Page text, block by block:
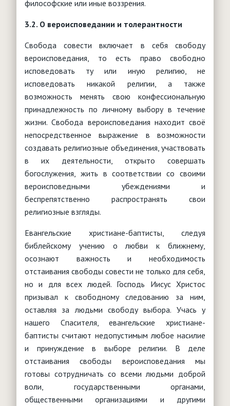
философские или иные воззрения.
3.2. О вероисповедании и толерантности
Свобода совести включает в себя свободу
вероисповедания, то есть право свободно
исповедовать ту или иную религию, не
исповедовать никакой религии, а также
возможность менять свою конфессиональную
принадлежность по личному выбору в течение
жизни. Свобода вероисповедания находит своё
непосредственное выражение в возможности
создавать религиозные объединения, участвовать
в их деятельности, открыто совершать
богослужения, жить в соответствии со своими
вероисповедными убеждениями и
беспрепятственно распространять свои
религиозные взгляды.
Евангельские христиане-баптисты, следуя
библейскому учению о любви к ближнему,
осознают важность и необходимость
отстаивания свободы совести не только для себя,
но и для всех людей. Господь Иисус Христос
призывал к свободному следованию за ним,
оставляя за людьми свободу выбора. Учась у
нашего Спасителя, евангельские христиане-
баптисты считают недопустимым любое насилие
и принуждение в выборе религии. В деле
отстаивания свободы вероисповедания мы
готовы сотрудничать со всеми людьми доброй
воли, государственными органами,
общественными организациями и другими